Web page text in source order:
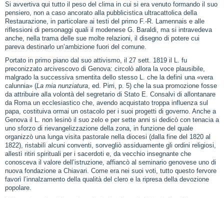
Si avvertiva qui tutto il peso del clima in cui si era venuto formando il suo
pensiero, non a caso ancorato alla pubblicistica ultracattolica della
Restaurazione, in particolare ai testi del primo F.-R. Lamennais e alle
riflessioni di personaggi quali il modenese G. Baraldi, ma si intravedeva
anche, nella trama delle sue molte relazioni, il disegno di potere cui
pareva destinarlo un’ambizione fuori del comune.
Portato in primo piano dal suo attivismo, il 27 sett. 1819 il L. fu
preconizzato arcivescovo di Genova: circolò allora la voce plausibile,
malgrado la successiva smentita dello stesso L. che la definì una «vera
calunnia» (La mia nunziatura, ed. Pirri, p. 5) che la sua promozione fosse
da attribuire alla volontà del segretario di Stato E. Consalvi di allontanare
da Roma un ecclesiastico che, avendo acquistato troppa influenza sul
papa, costituiva ormai un ostacolo per i suoi progetti di governo. Anche a
Genova il L. non lesinò il suo zelo e per sette anni si dedicò con tenacia a
uno sforzo di rievangelizzazione della zona, in funzione del quale
organizzò una lunga visita pastorale nella diocesi (dalla fine del 1820 al
1822), ristabilì alcuni conventi, sorvegliò assiduamente gli ordini religiosi,
allestì ritiri spirituali per i sacerdoti e, da vecchio insegnante che
conosceva il valore dell’istruzione, affiancò al seminario genovese uno di
nuova fondazione a Chiavari. Come era nei suoi voti, tutto questo fervore
favorì l’innalzamento della qualità del clero e la ripresa della devozione
popolare.